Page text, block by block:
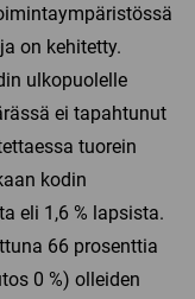
on kehitetty.
ulkopuolelle
ei tapahtunut
tuorein
kodin
eli 1,6 % lapsista.
66 prosenttia
0 %) olleiden